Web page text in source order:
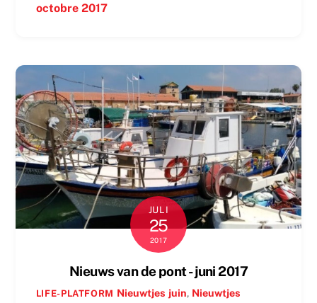
octobre 2017
JULI
25
2017
Nieuws van de pont - juni 2017
LIFE-PLATFORM Nieuwtjes juin, Nieuwtjes